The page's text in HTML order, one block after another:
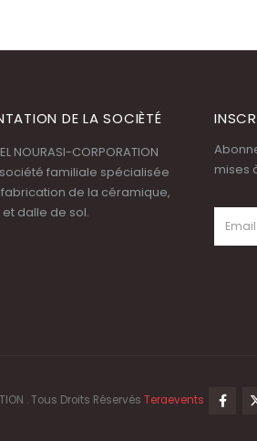
DE LA SOCIÈTÉ
NOURASI-CORPORATION
société familiale spécialisée
de la céramique,
dalle de sol.
mises
. Tous Droits Réservés Teraevents